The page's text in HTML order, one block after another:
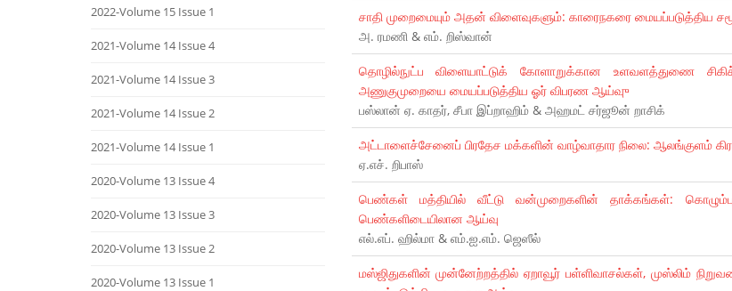
2022-Volume 15 Issue 1
2021-Volume 14 Issue 4
2021-Volume 14 Issue 3
2021-Volume 14 Issue 2
2021-Volume 14 Issue 1
2020-Volume 13 Issue 4
2020-Volume 13 Issue 3
2020-Volume 13 Issue 2
2020-Volume 13 Issue 1
சாதி முறைமையும் அதன் விளைவுகளும்: காரைநகரை மையப்படுத்திய
அ. ரமணி & எம். றிஸ்வான்
தொழில்நுட்ப விளையாட்டுக் கோளாறுக்கான உளவளத்துணை
அணுகுமுறையை மையப்படுத்திய ஓர் விபரண ஆய்வுு
பஸ்லான் ஏ. காதர், சீபா இப்றாஹிம் & அஹமட் சர்ஜூன் றாசிக்
அட்டாளைச்சேனைப் பிரதேச மக்களின் வாழ்வாதார நிலை: ஆலங்குளம்
ஏ.எச். றிபாஸ்
பெண்கள் மத்தியில் வீட்டு வன்முறைகளின் தாக்கங்கள்:
பெண்களிடையிலான ஆய்வு
எல்.எப். ஹில்மா & எம்.ஐ.எம். ஜெஸீல்
மஸ்ஜிதுகளின் முன்னேற்றத்தில் ஏறாவூர் பள்ளிவாசல்கள், முஸ்லிம்